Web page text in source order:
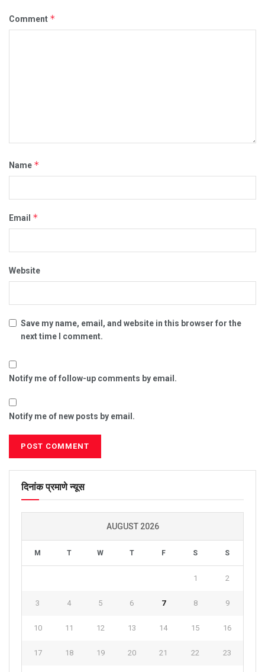
Comment *
Name *
Email *
Website
Save my name, email, and website in this browser for the
next time I comment.
Notify me of follow-up comments by email.
Notify me of new posts by email.
दिनांक प्रमाणे न्यूस
AUGUST 2026
M T W T F S S
1 2
3 4 5 6 7 8 9
10 11 12 13 14 15 16
17 18 19 20 21 22 23